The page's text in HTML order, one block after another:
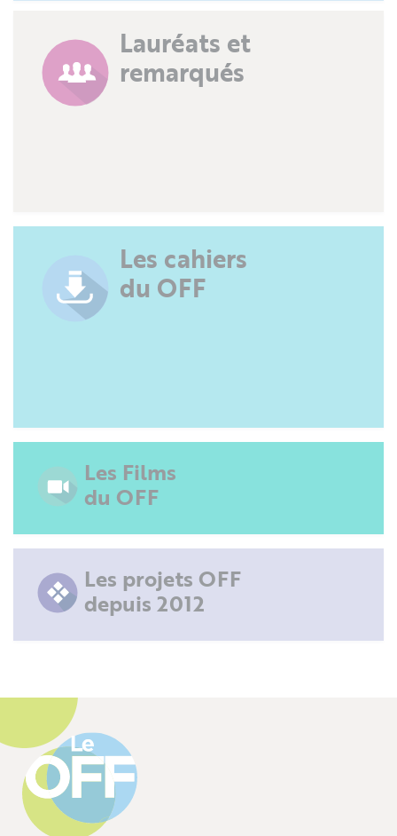
Lauréats et
remarqués
Les cahiers
du OFF
Les Films
du OFF
Les projets OFF
depuis 2012